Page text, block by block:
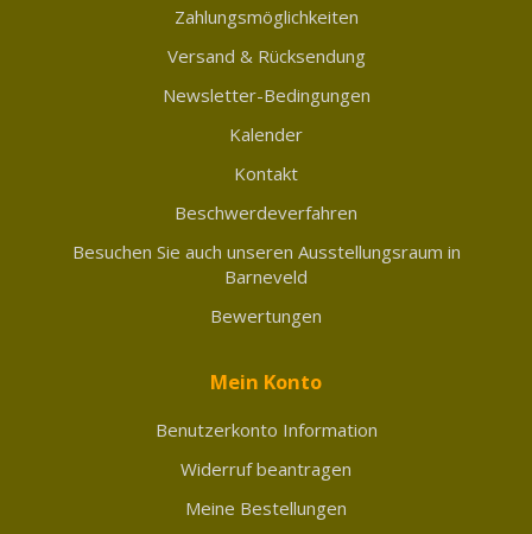
Zahlungsmöglichkeiten
Versand & Rücksendung
Newsletter-Bedingungen
Kalender
Kontakt
Beschwerdeverfahren
Besuchen Sie auch unseren Ausstellungsraum in
Barneveld
Bewertungen
Mein Konto
Benutzerkonto Information
Widerruf beantragen
Meine Bestellungen